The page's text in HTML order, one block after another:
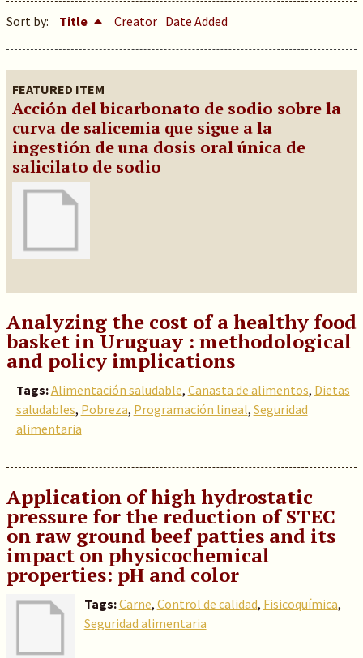
Sort by: Title Creator Date Added
FEATURED ITEM
Acción del bicarbonato de sodio sobre la
curva de salicemia que sigue a la
ingestión de una dosis oral única de
salicilato de sodio
Analyzing the cost of a healthy food
basket in Uruguay : methodological
and policy implications
Tags:Alimentación saludable, Canasta de alimentos, Dietas
saludables, Pobreza, Programación lineal, Seguridad
alimentaria
Application of high hydrostatic
pressure for the reduction of STEC
on raw ground beef patties and its
impact on physicochemical
properties: pH and color
Tags:Carne, Control de calidad, Fisicoquímica,
Seguridad alimentaria